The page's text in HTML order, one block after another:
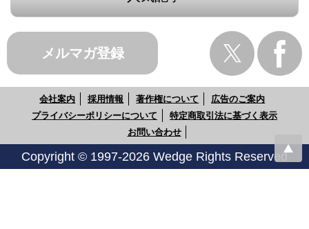
メルマガ登録
会社案内 採用情報 著作権について
広告のご案内
プライバシーポリシーについて
特定商取引法に基づく表示
お問い合わせ
Copyright © 1997-2026 Wedge Rights Reserved